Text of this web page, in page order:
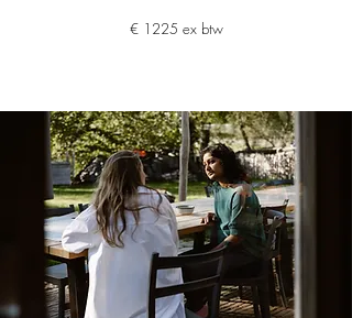
€ 1225 ex btw